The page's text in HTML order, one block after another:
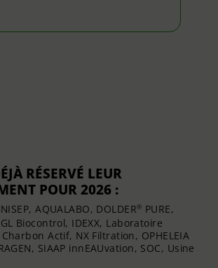
RÉSERVÉ LEUR
POUR 2026 :
AQUALABO, DOLDER® PURE,
Biocontrol, IDEXX, Laboratoire
Charbon Actif, NX Filtration, OPHELEIA
SIAAP innEAUvation, SOC, Usine